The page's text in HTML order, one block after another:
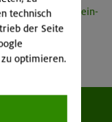
www.alpenverein-
technisch
der Seite
optimieren.